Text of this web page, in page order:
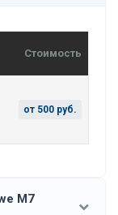
Стоимость
от 500 руб.
M7